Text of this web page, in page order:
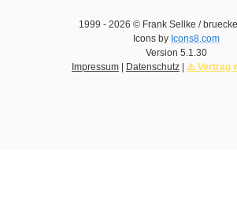
1999 - 2026 © Frank Sellke /
Icons by Icons8.com
Version 5.1.30
Impressum
Datenschutz ⚠️ Vertrag